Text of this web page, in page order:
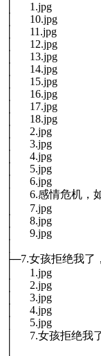
│ 1.jpg
│ 10.jpg
│ 11.jpg
│ 12.jpg
│ 13.jpg
│ 14.jpg
│ 15.jpg
│ 16.jpg
│ 17.jpg
│ 18.jpg
│ 2.jpg
│ 3.jpg
│ 4.jpg
│ 5.jpg
│ 6.jpg
│ 6.感情危机，
│ 7.jpg
│ 8.jpg
│ 9.jpg
├─7.女孩拒绝我了
│ 1.jpg
│ 2.jpg
│ 3.jpg
│ 4.jpg
│ 5.jpg
│ 7.女孩拒绝我